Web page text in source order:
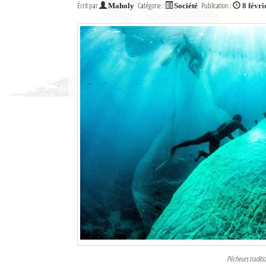
Le Nord de Madagascar
Écrit par Maholy Catégorie : Société Publication : 8
Pêcheurs